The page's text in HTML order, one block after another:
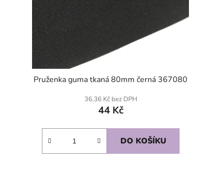
Pruženka guma tkaná 80mm černá 367080
36,36 Kč bez DPH
44 Kč
DO KOŠÍKU